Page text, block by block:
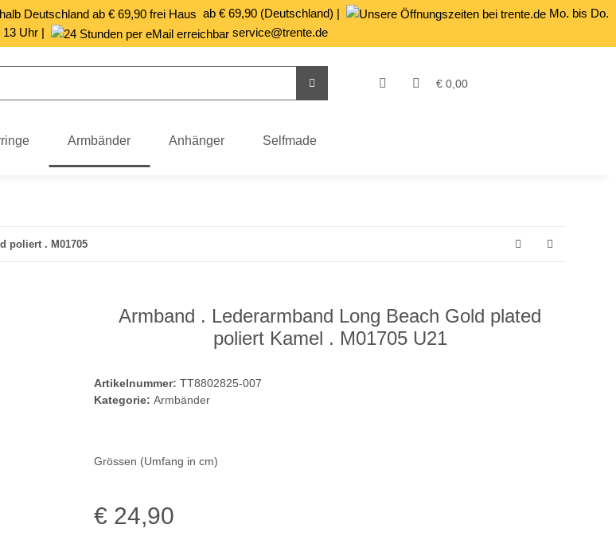
ab € 69,90 (Deutschland) |
Mo. bis Do.
13 Uhr |
service@trente.de
€ 0,00
Armbänder Anhänger Selfmade
poliert . M01705
Armband . Lederarmband Long Beach Gold plated
poliert Kamel . M01705 U21
Artikelnummer: TT8802825-007
Kategorie: Armbänder
Grössen (Umfang in cm)
€ 24,90